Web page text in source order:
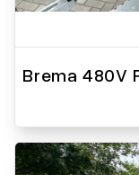
Brema 480V